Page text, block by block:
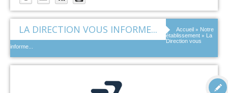
LA DIRECTION VOUS INFORME... Accueil » Notre
établissement » La
Direction vous
informe...